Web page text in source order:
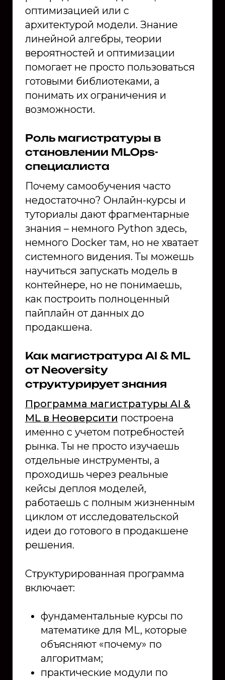
оптимизацией или с
архитектурой модели. Знание
линейной алгебры, теории
вероятностей и оптимизации
помогает не просто пользоваться
готовыми библиотеками, а
понимать их ограничения и
возможности.
Роль магистратуры в
становлении MLOps-
специалиста
Почему самообучения часто
недостаточно? Онлайн-курсы и
туториалы дают фрагментарные
знания – немного Python здесь,
немного Docker там, но не хватает
системного видения. Ты можешь
научиться запускать модель в
контейнере, но не понимаешь,
как построить полноценный
пайплайн от данных до
продакшена.
Как магистратура AI & ML
от Neoversity
структурирует знания
Программа магистратуры AI &
ML в Неоверсити построена
именно с учетом потребностей
рынка. Ты не просто изучаешь
отдельные инструменты, а
проходишь через реальные
кейсы деплоя моделей,
работаешь с полным жизненным
циклом от исследовательской
идеи до готового в продакшене
решения.
Структурированная программа
включает:
фундаментальные курсы по
математике для ML, которые
объясняют «почему» по
алгоритмам;
практические модули по